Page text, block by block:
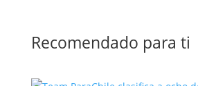
Recomendado para ti